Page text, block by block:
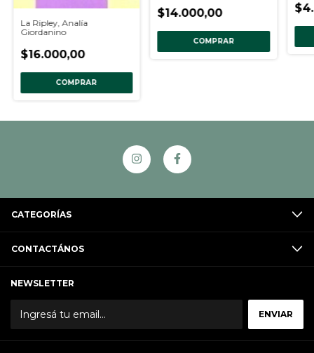
La Ripley, Analía
Giordanino
$16.000,00
COMPRAR
$14.000,00
COMPRAR
CATEGORÍAS
CONTACTÁNOS
NEWSLETTER